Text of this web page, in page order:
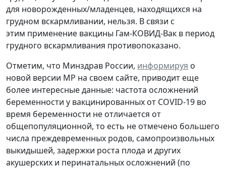
для новорожденных/младенцев, находящихся на
грудном вскармливании, нельзя. В связи с
этим применение вакцины Гам-КОВИД-Вак в период
грудного вскармливания противопоказано.
Отметим, что Минздрав России, информируя о
новой версии МР на своем сайте, приводит еще
более интересные данные: частота осложнений
беременности у вакцинированных от COVID-19 во
время беременности не отличается от
общепопуляционной, то есть не отмечено большего
числа преждевременных родов, самопроизвольных
выкидышей, задержки роста плода и других
акушерских и перинатальных осложнений (по